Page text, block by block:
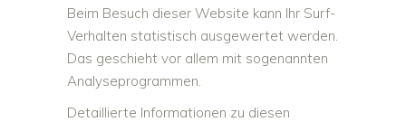
Beim Besuch dieser Website kann Ihr Surf-
Verhalten statistisch ausgewertet werden.
Das geschieht vor allem mit sogenannten
Analyseprogrammen.
Detaillierte Informationen zu diesen